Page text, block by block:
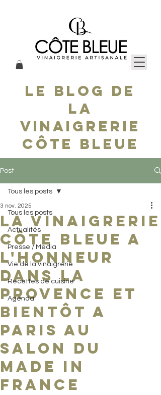
le blog de
la
vinaigrerie
côte bleue
Post
Tous les posts
Actualités
Presse / Media
Vie de la vinaigrerie
Recettes de cuisine
Agenda
Tous les posts
la Vinaigrerie
Côte Bleue a
l'honneur
dans la
provence et
bientôt a
paris au
salon du
made in
france
3 nov. 2025